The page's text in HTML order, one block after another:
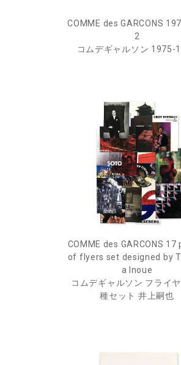
COMME des GARCONS
2
コムデギャルソン 1975-
COMME des GARCONS 17
of flyers set designed by
a Inoue
コムデギャルソン フライ
種セット 井上嗣也